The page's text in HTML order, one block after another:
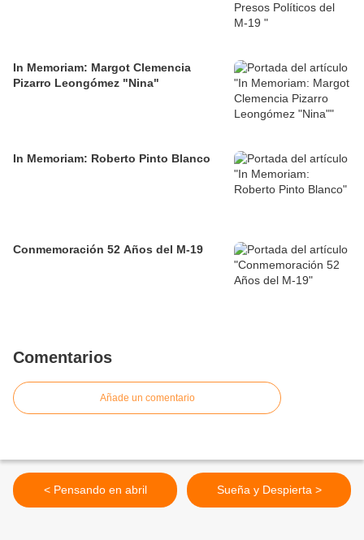
In Memoriam: Margot Clemencia
Pizarro Leongómez "Nina"
In Memoriam: Roberto Pinto Blanco
Conmemoración 52 Años del M-19
Comentarios
Añade un comentario
< Pensando en abril Sueña y Despierta >